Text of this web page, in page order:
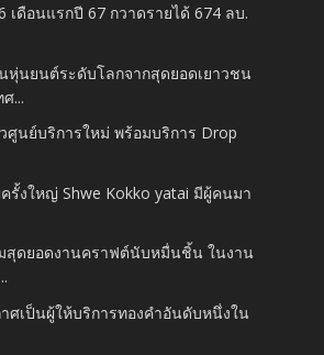
เดือนแรกปี 67 กวาดรายได้ 674 ลบ.
หุ่นยนต์ระดับโลกจากสุดยอดเยาวชน
...
ศูนย์บริการใหม่ พร้อมบริการ Drop
รั้งใหญ่ Shwe Kokko yatai มีผู้คนมา
มสุดยอดงานคราฟต์นับหมื่นชิ้น ในงาน
าศเป็นผู้ให้บริการทองคำอันดับหนึ่งใน